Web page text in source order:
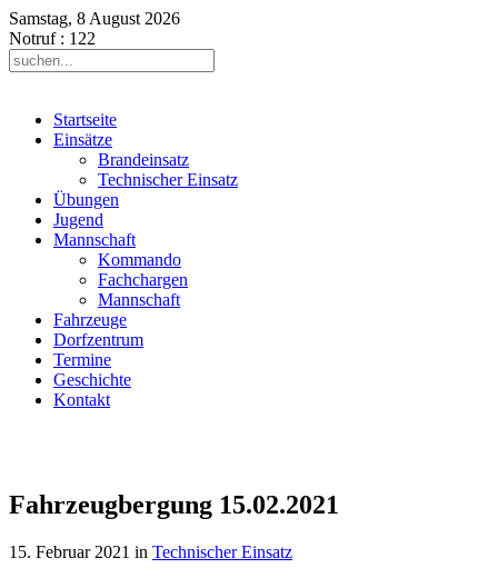
Samstag, 8 August 2026
Notruf: 122
Startseite
Einsätze
Brandeinsatz
Technischer Einsatz
Übungen
Jugend
Mannschaft
Kommando
Fachchargen
Mannschaft
Fahrzeuge
Dorfzentrum
Termine
Geschichte
Kontakt
Fahrzeugbergung 15.02.2021
15. Februar 2021 in Technischer Einsatz